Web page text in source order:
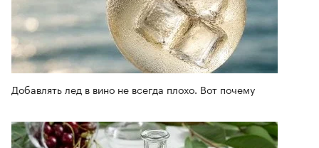
Добавлять лед в вино не всегда плохо. Вот почему